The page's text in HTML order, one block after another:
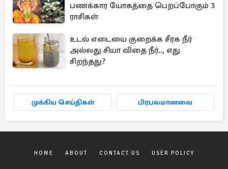
பணக்கார யோகத்தை பெறப்போகும் 3
ராசிகள்
உடல் எடையை குறைக்க சீரக நீர்
அல்லது சியா விதை நீர்.., எது
சிறந்தது?
முக்கிய செய்திகள் பிரபலமானவை
HOME ABOUT CONTACT US USER POLICY